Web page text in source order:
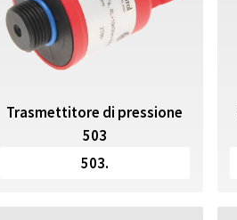
Trasmettitore di pressione
503
503.